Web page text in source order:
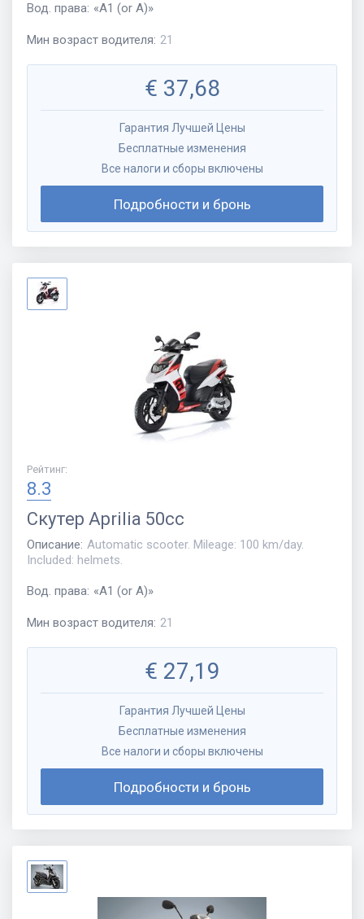
Вод. права: «A1 (or A)»
Мин возраст водителя: 21
€ 37,68
Гарантия Лучшей Цены
Бесплатные изменения
Все налоги и сборы включены
Подробности и бронь
Рейтинг:
8.3
Скутер Aprilia 50cc
Описание: Automatic scooter. Mileage: 100 km/day.
Included: helmets.
Вод. права: «A1 (or A)»
Мин возраст водителя: 21
€ 27,19
Гарантия Лучшей Цены
Бесплатные изменения
Все налоги и сборы включены
Подробности и бронь